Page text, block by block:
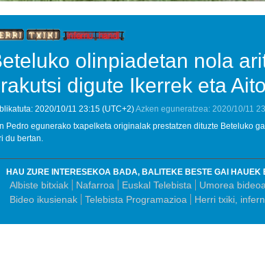
olinpiadetan nola
digute Ikerrek eta
2020/10/11 23:15 (UTC+2)Azken eguneratzea: 2020/10/11
Pedro egunerako txapelketa originalak prestatzen dituzte Beteluko
du bertan.
HAU ZURE INTERESEKOA BADA, BALITEKE BESTE GAI HAUEK
Albiste bitxiak Nafarroa Euskal Telebista Umorea
Bideo ikusienak
Telebista Programazioa Herri txiki,